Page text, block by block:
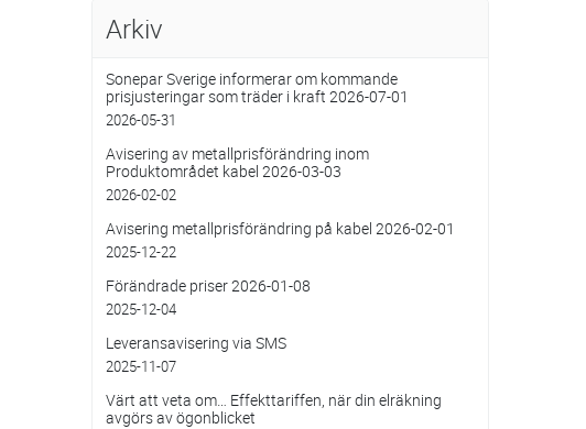
Arkiv
Sonepar Sverige informerar om kommande
prisjusteringar som träder i kraft 2026-07-01
2026-05-31
Avisering av metallprisförändring inom
Produktområdet kabel 2026-03-03
2026-02-02
Avisering metallprisförändring på kabel 2026-02-01
2025-12-22
Förändrade priser 2026-01-08
2025-12-04
Leveransavisering via SMS
2025-11-07
Värt att veta om… Effekttariffen, när din elräkning
avgörs av ögonblicket